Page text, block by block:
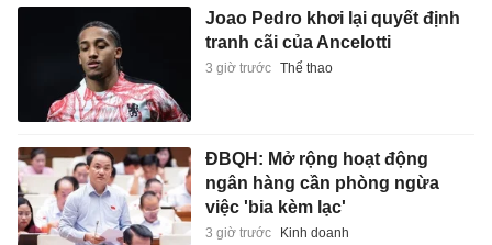
Joao Pedro khơi lại quyết định
tranh cãi của Ancelotti
3 giờ trước Thể thao
ĐBQH: Mở rộng hoạt động
ngân hàng cần phòng ngừa
việc 'bia kèm lạc'
3 giờ trước Kinh doanh